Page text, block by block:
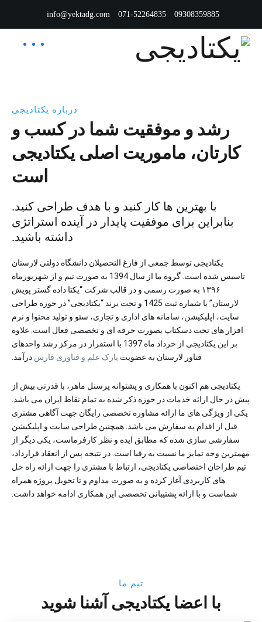
info@yektadg.com 071-52264835 09308359885
درباره یکتادیجی
رشد و موفقیت شما در کسب و
کارتان، ماموریت اصلی یکتادیجی
است
با بهترین ها کار کنید و با هدف طراحی کنید.
بنابراین برای موفقیت پایدار در آینده استراتژی
داشته باشید.
یکتادیجی توسط جمعی از فارغ التحصیلان دانشگاه دولتی لارستان
تاسیس شده است. گروه ما از سال 1394 به صورت تیم و از شهریورماه
۱۳۹۶ به صورت رسمی و در قالب شرکت “یکتا داده گستر پویش
لارستان” با شماره ثبت 1425 و تحت برند “یکتادیجی” در حوزه طراحی
سایت، اپلیکیشن، سامانه های اداری و تجاری، سئو و تولید محتوا و نرم
افزار های تحت دسکتاپ بصورت حرفه ای و تخصصی فعال است. علاوه
بر این یکتادیجی از خرداد ماه 1397 با استقرار در مرکز رشد واحدهای
فناور لارستان به عضویت پارک علم و فناوری فارس درآمد.
یکتادیجی هم اکنون با همکاری و پشتوانه پرسنل ماهر، با قدرتی بیش از
پیش در حال ارائه خدمات در حوزه ذکر شده به تمام نقاط ایران می باشد.
یکی از ویژگی های ما ارائه مشاوره تخصصی رایگان جهت آگاهی مشتری
قبل از اقدام به سفارش می باشد. همچنین طراحی سایت و اپلیکیشن
سفارشی سازی شده که مطابق ایده و نظر کارفرماست، یکی دیگر از
مهمترین وجه تمایز ما نسبت به رقبا است. در نتیجه پس از انعقاد قرارداد،
تیم طراحان اختصاصی یکتادیجی، ارتباط با مشتری را جهت ارائه راه حل
های کاربردی آغاز کرده و به صورت مداوم و تا تحویل پروژه همراه
شماست و با ارائه پشتیبانی تخصصی این همکاری ادامه خواهد داشت.
تیم ما
با اعضا یکتادیجی آشنا شوید